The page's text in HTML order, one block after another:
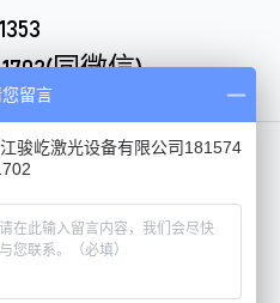
1702(同微信)
留言
骏屹激光设备有限公司181574